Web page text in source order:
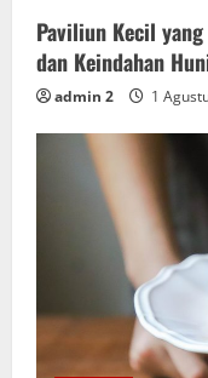
Paviliun Kecil
dan Keindahan
admin 2 1